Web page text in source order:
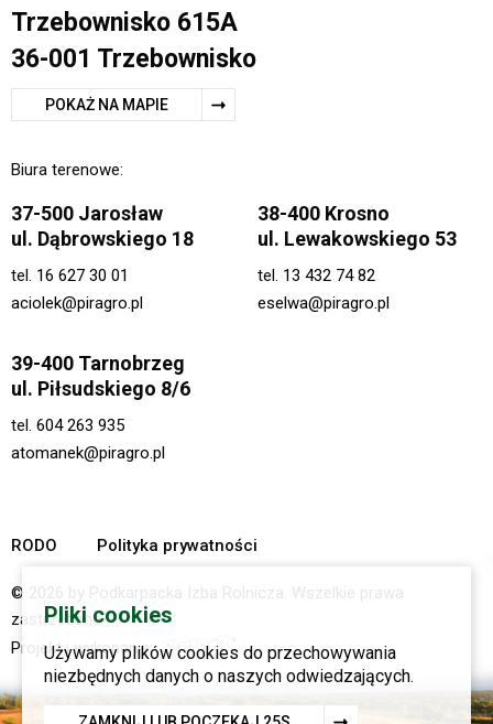
Trzebownisko 615A
36-001 Trzebownisko
POKAŻ NA MAPIE
Biura terenowe:
37-500 Jarosław
ul. Dąbrowskiego 18
tel. 16 627 30 01
aciolek@piragro.pl
38-400 Krosno
ul. Lewakowskiego 53
tel. 13 432 74 82
eselwa@piragro.pl
39-400 Tarnobrzeg
ul. Piłsudskiego 8/6
tel. 604 263 935
atomanek@piragro.pl
RODO Polityka prywatności
© 2026 by Podkarpacka Izba Rolnicza. Wszelkie prawa
zastrzeżone.
Projekt i wykonanie:
Pliki cookies
Używamy plików cookies do przechowywania
niezbędnych danych o naszych odwiedzających.